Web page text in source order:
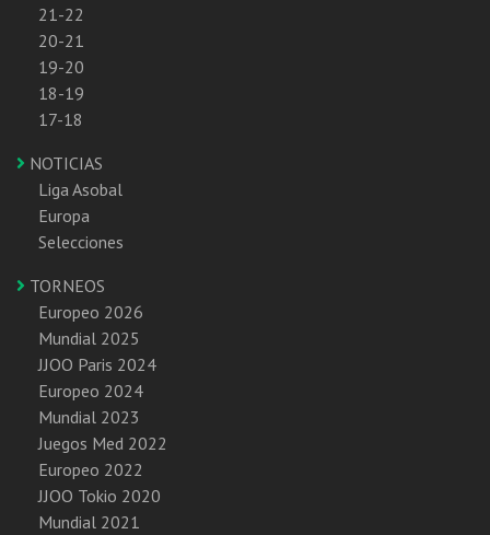
21-22
20-21
19-20
18-19
17-18
NOTICIAS
Liga Asobal
Europa
Selecciones
TORNEOS
Europeo 2026
Mundial 2025
JJOO Paris 2024
Europeo 2024
Mundial 2023
Juegos Med 2022
Europeo 2022
JJOO Tokio 2020
Mundial 2021